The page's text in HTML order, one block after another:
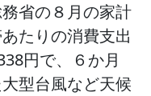
省の８月の家計
たりの消費支出
円で、６か月
型台風など天候